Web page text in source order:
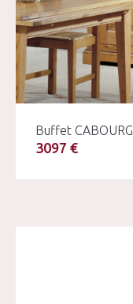
Buffet CABOURG
3097 €